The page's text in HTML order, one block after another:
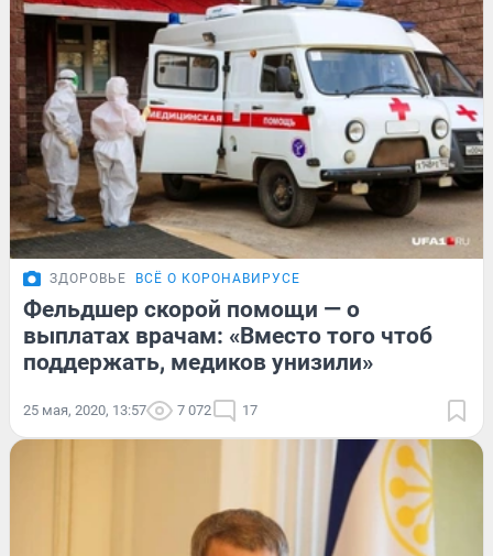
ЗДОРОВЬЕ ВСЁ О КОРОНАВИРУСЕ
Фельдшер скорой помощи — о
выплатах врачам: «Вместо того чтоб
поддержать, медиков унизили»
25 мая, 2020, 13:57 7 072 17